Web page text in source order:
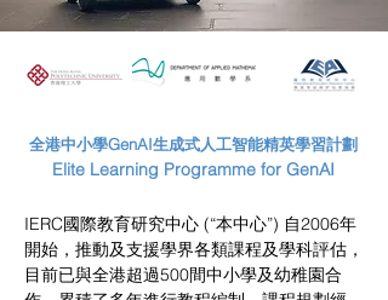
全港中小學GenAI生成式人工智能精英學習計劃
Elite Learning Programme for GenAI
IERC國際教育研究中心 (“本中心”) 自2006年
開始，推動及支援學界各類課程及學科評估，
目前已與全港超過500間中小學及幼稚園合